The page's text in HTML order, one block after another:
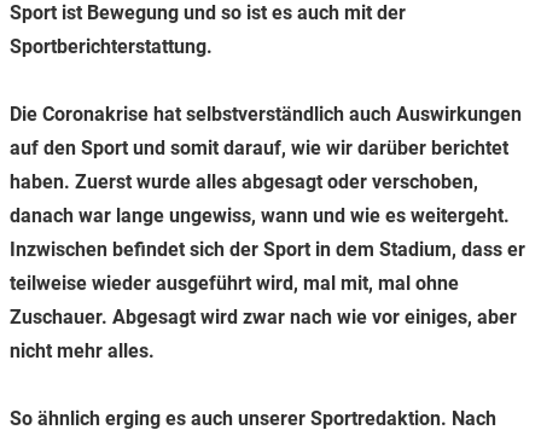
Sport ist Bewegung und so ist es auch mit der
Sportberichterstattung.
Die Coronakrise hat selbstverständlich auch Auswirkungen
auf den Sport und somit darauf, wie wir darüber berichtet
haben. Zuerst wurde alles abgesagt oder verschoben,
danach war lange ungewiss, wann und wie es weitergeht.
Inzwischen befindet sich der Sport in dem Stadium, dass er
teilweise wieder ausgeführt wird, mal mit, mal ohne
Zuschauer. Abgesagt wird zwar nach wie vor einiges, aber
nicht mehr alles.
So ähnlich erging es auch unserer Sportredaktion. Nach